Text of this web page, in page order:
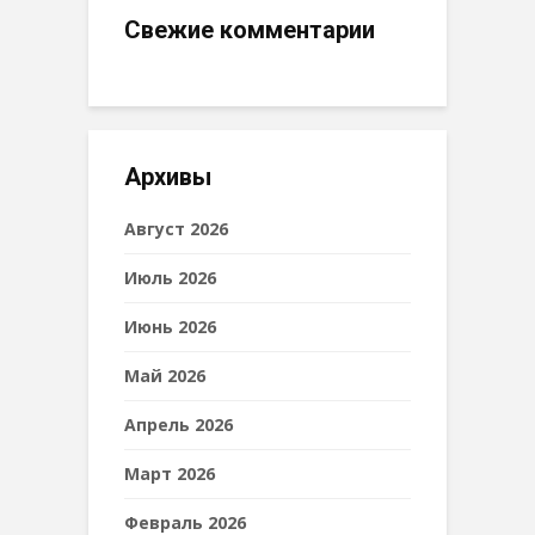
Свежие комментарии
Архивы
Август 2026
Июль 2026
Июнь 2026
Май 2026
Апрель 2026
Март 2026
Февраль 2026